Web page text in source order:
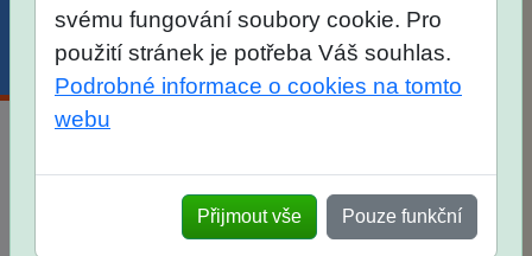
Menu Účet Košík
na SŠ? Vaše ohlasy po skutečných
přijímacích zkouškách
svému fungování soubory cookie. Pro
použití stránek je potřeba Váš souhlas.
Podrobné informace o cookies na tomto
webu
Přijmout vše Pouze funkční